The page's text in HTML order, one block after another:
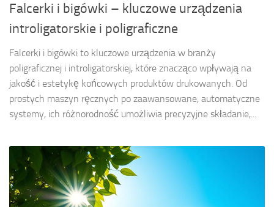
Falcerki i bigówki – kluczowe urządzenia
introligatorskie i poligraficzne
Falcerki i bigówki to kluczowe urządzenia w branży
poligraficznej i introligatorskiej, które znacząco wpływają na
jakość i estetykę końcowych produktów drukowanych. Od
prostych maszyn ręcznych po zaawansowane, automatyczne
systemy, ich różnorodność umożliwia precyzyjne składanie,...